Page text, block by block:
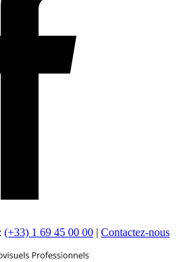
(+33) 1 69 45 00 00 | Contactez-nous